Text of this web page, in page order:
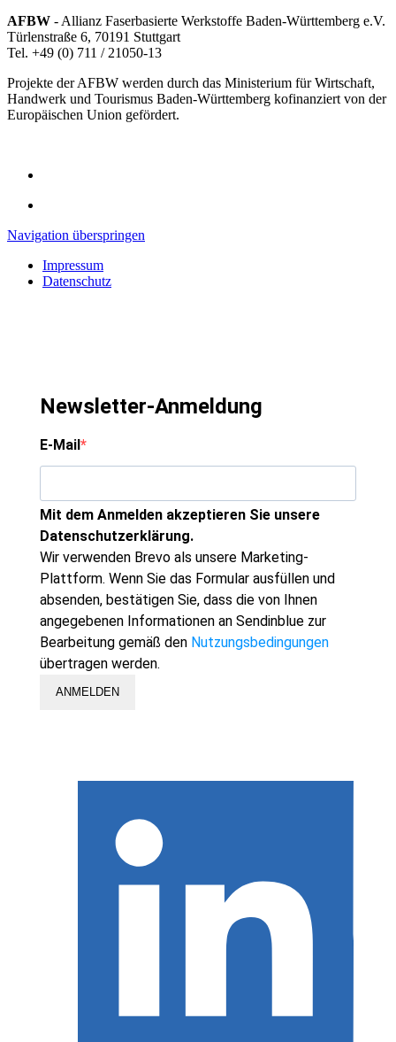
AFBW - Allianz Faserbasierte Werkstoffe Baden-Württemberg e.V.
Türlenstraße 6, 70191 Stuttgart
Tel. +49 (0) 711 / 21050-13
Projekte der AFBW werden durch das Ministerium für Wirtschaft,
Handwerk und Tourismus Baden-Württemberg kofinanziert von der
Europäischen Union gefördert.
Navigation überspringen
Impressum
Datenschutz
Newsletter-Anmeldung
E-Mail
Mit dem Anmelden akzeptieren Sie unsere
Datenschutzerklärung.
Wir verwenden Brevo als unsere Marketing-
Plattform. Wenn Sie das Formular ausfüllen und
absenden, bestätigen Sie, dass die von Ihnen
angegebenen Informationen an Sendinblue zur
Bearbeitung gemäß den Nutzungsbedingungen
übertragen werden.
ANMELDEN